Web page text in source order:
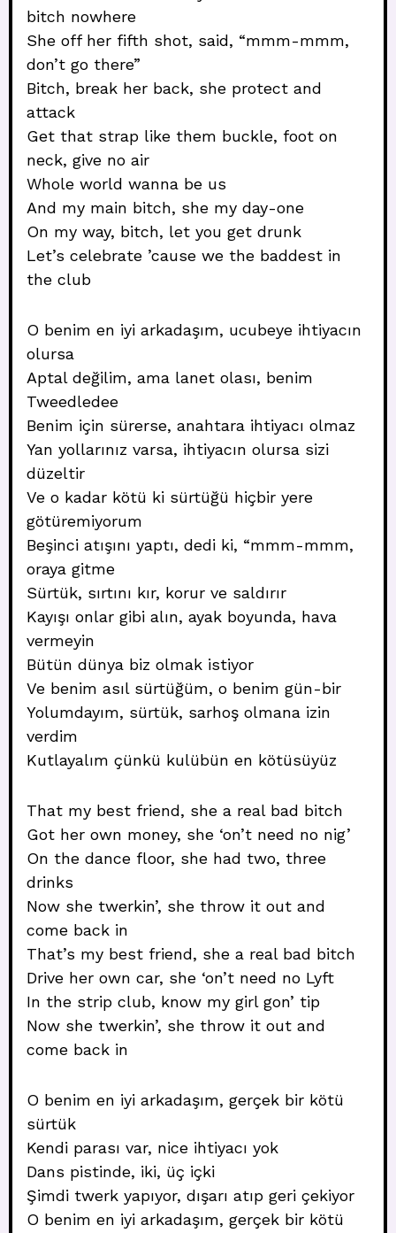
bitch nowhere
She off her fifth shot, said, “mmm-mmm,
don’t go there”
Bitch, break her back, she protect and
attack
Get that strap like them buckle, foot on
neck, give no air
Whole world wanna be us
And my main bitch, she my day-one
On my way, bitch, let you get drunk
Let’s celebrate ’cause we the baddest in
the club
O benim en iyi arkadaşım, ucubeye ihtiyacın
olursa
Aptal değilim, ama lanet olası, benim
Tweedledee
Benim için sürerse, anahtara ihtiyacı olmaz
Yan yollarınız varsa, ihtiyacın olursa sizi
düzeltir
Ve o kadar kötü ki sürtüğü hiçbir yere
götüremiyorum
Beşinci atışını yaptı, dedi ki, “mmm-mmm,
oraya gitme
Sürtük, sırtını kır, korur ve saldırır
Kayışı onlar gibi alın, ayak boyunda, hava
vermeyin
Bütün dünya biz olmak istiyor
Ve benim asıl sürtüğüm, o benim gün-bir
Yolumdayım, sürtük, sarhoş olmana izin
verdim
Kutlayalım çünkü kulübün en kötüsüyüz
That my best friend, she a real bad bitch
Got her own money, she ‘on’t need no nig’
On the dance floor, she had two, three
drinks
Now she twerkin’, she throw it out and
come back in
That’s my best friend, she a real bad bitch
Drive her own car, she ‘on’t need no Lyft
In the strip club, know my girl gon’ tip
Now she twerkin’, she throw it out and
come back in
O benim en iyi arkadaşım, gerçek bir kötü
sürtük
Kendi parası var, nice ihtiyacı yok
Dans pistinde, iki, üç içki
Şimdi twerk yapıyor, dışarı atıp geri çekiyor
O benim en iyi arkadaşım, gerçek bir kötü